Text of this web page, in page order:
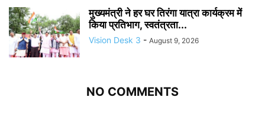
मुख्यमंत्री ने हर घर तिरंगा यात्रा कार्यक्रम में
किया प्रतिभाग, स्वतंत्रता...
Vision Desk 3 - August 9, 2026
NO COMMENTS